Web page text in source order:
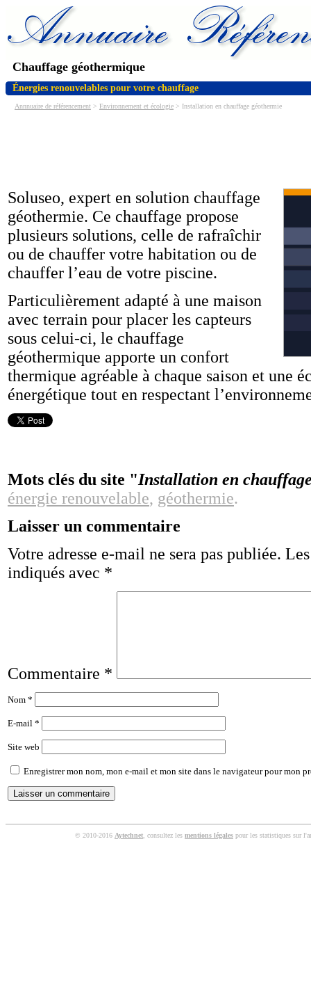
Chauffage géothermique
Énergies renouvelables pour votre chauffage
Annnuaire de référencement > Environnement et écologie > Installation en chauffage géothermie
Soluseo, expert en solution chauffage
géothermie. Ce chauffage propose
plusieurs solutions, celle de rafraîchir
ou de chauffer votre habitation ou de
chauffer l’eau de votre piscine.
Particulièrement adapté à une maison
avec terrain pour placer les capteurs
sous celui-ci, le chauffage
géothermique apporte un confort
thermique agréable à chaque saison et une
énergétique tout en respectant
Mots clés du site "Installation en
énergie renouvelable, géothermie.
Laisser un commentaire
Votre adresse e-mail ne sera pas publiée.
indiqués avec *
Commentaire *
Nom *
E-mail *
Site web
Enregistrer mon nom, mon e-mail et mon site dans le navigateur pour mon
© 2010-2016 Aytechnet , consultez les mentions légales pour les statistiques sur